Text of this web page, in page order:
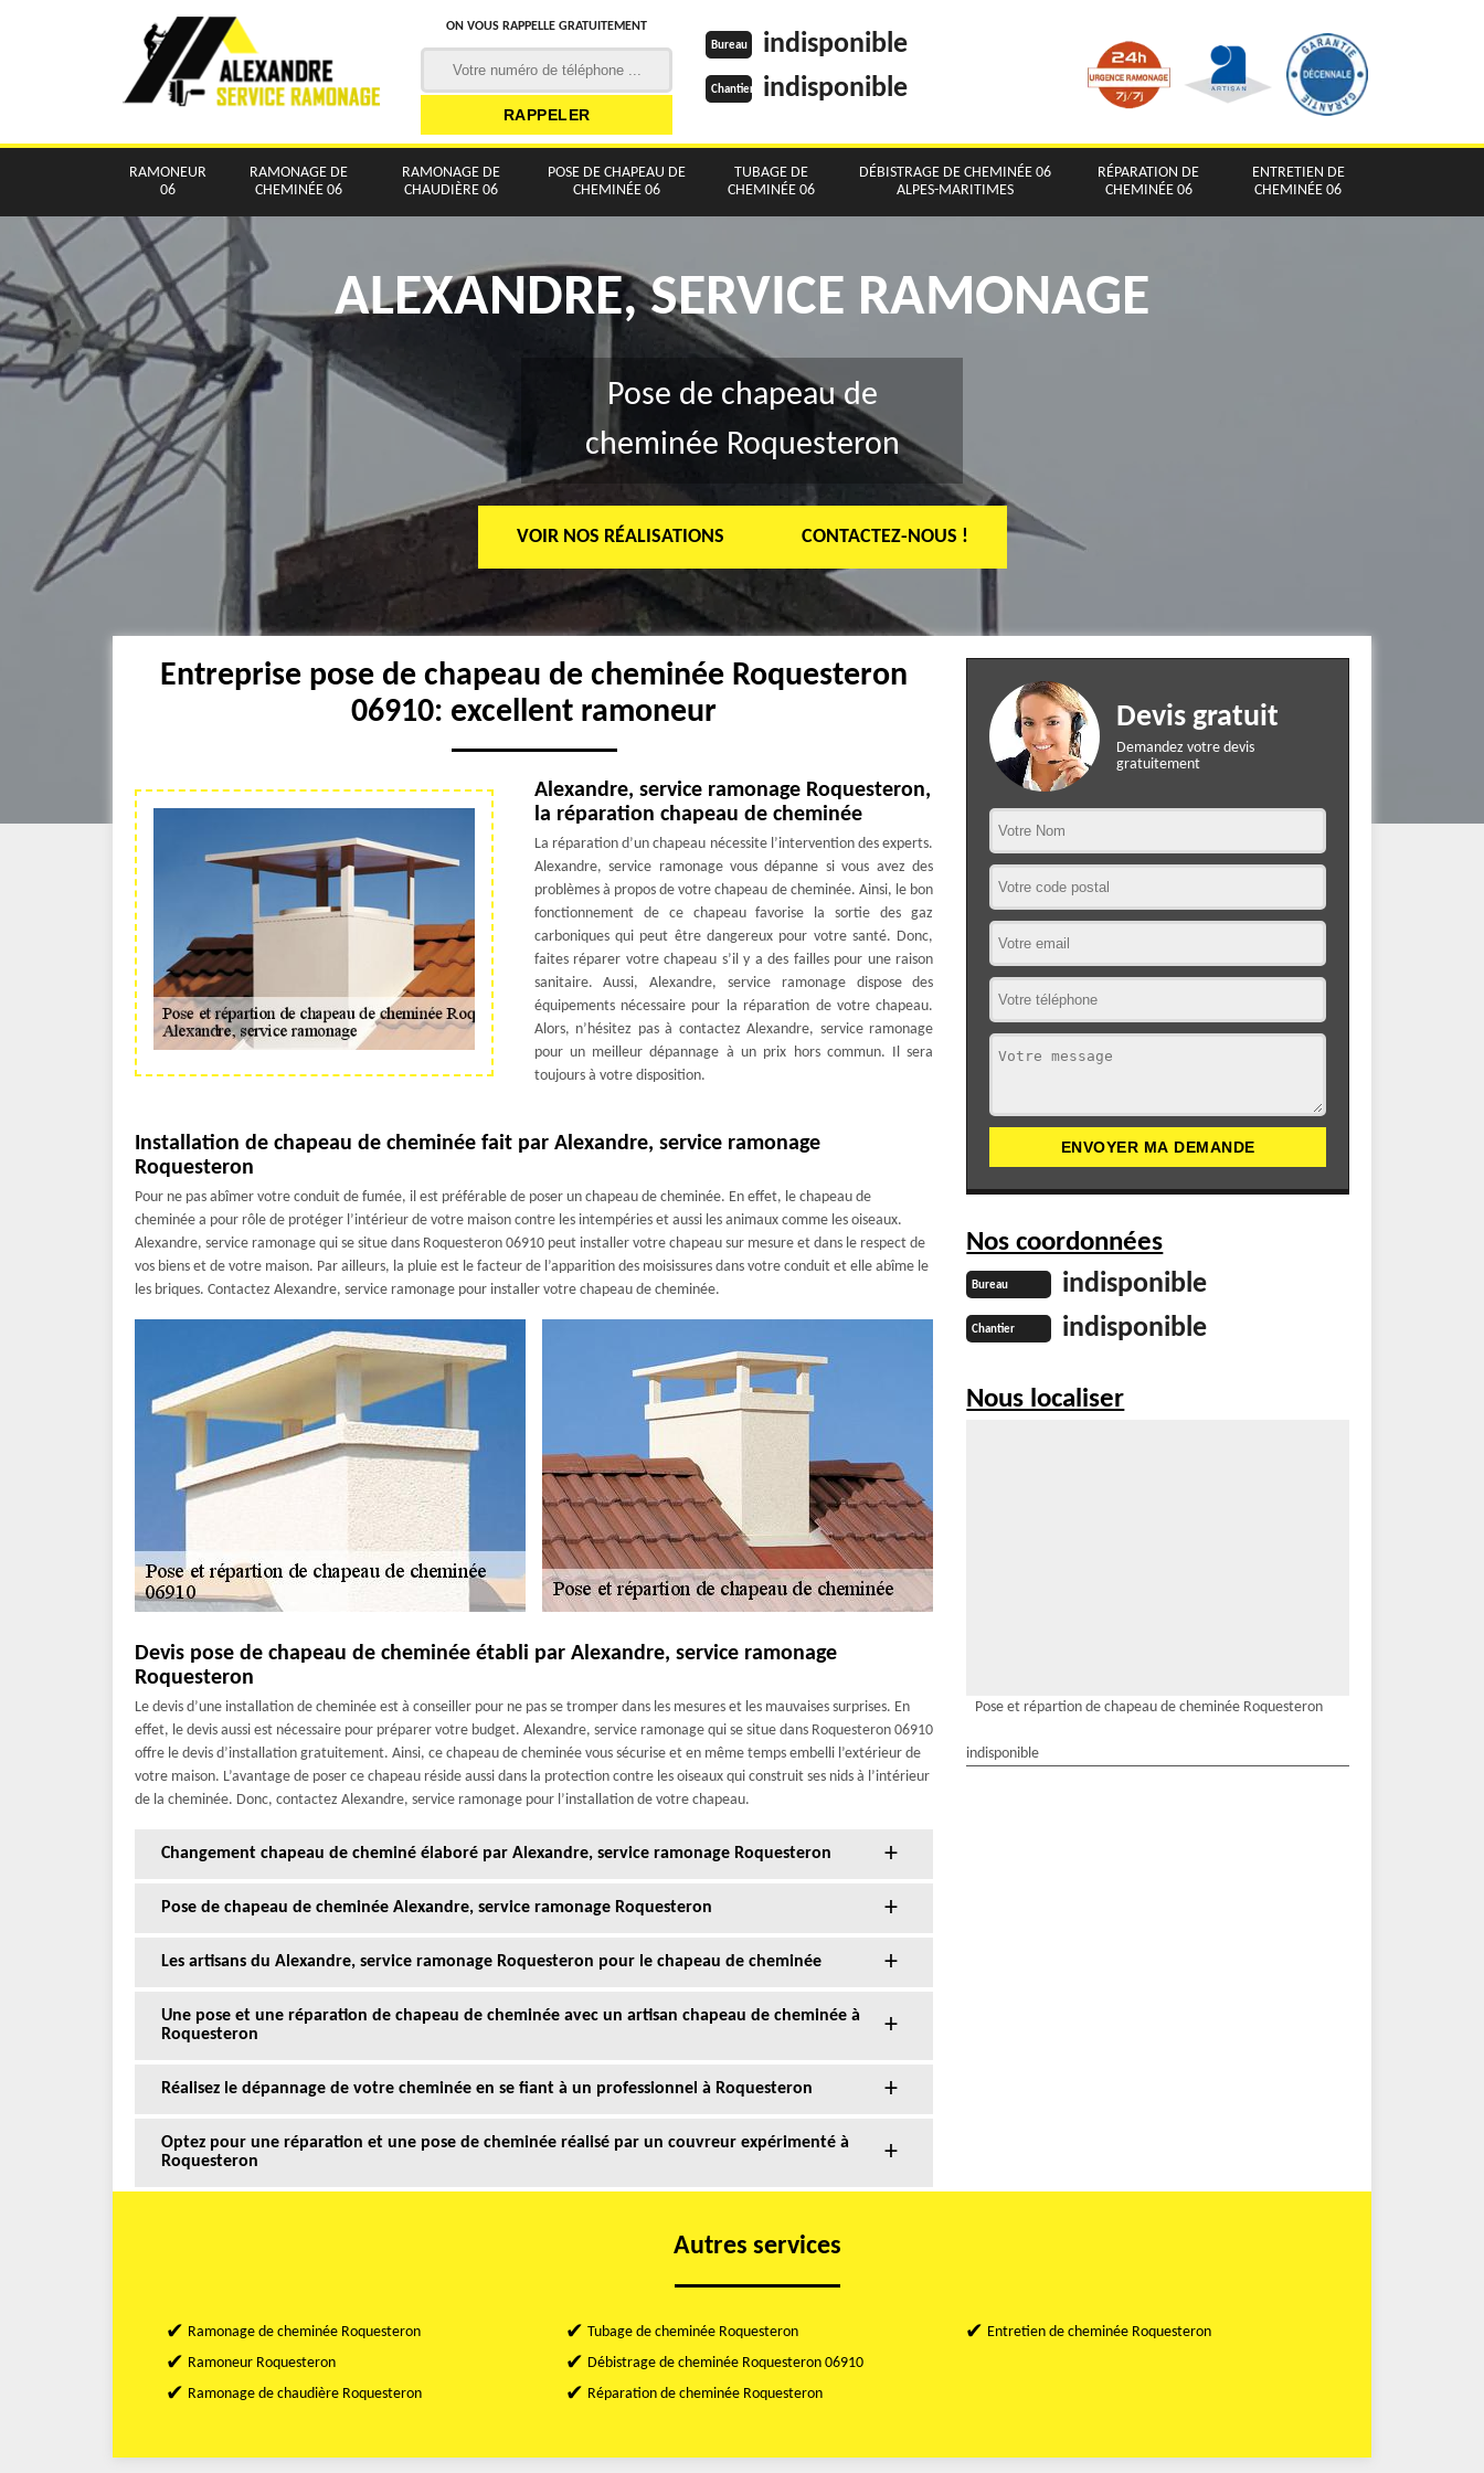
ON VOUS RAPPELLE GRATUITEMENT
Bureau indisponible
Chantier indisponible
RAMONEUR
06
RAMONAGE DE
CHEMINÉE 06
RAMONAGE DE
CHAUDIÈRE 06
POSE DE CHAPEAU DE
CHEMINÉE 06
TUBAGE DE
CHEMINÉE 06
DÉBISTRAGE DE CHEMINÉE 06
ALPES-MARITIMES
RÉPARATION DE
CHEMINÉE 06
ENTRETIEN DE
CHEMINÉE 06
ALEXANDRE, SERVICE RAMONAGE
Pose de chapeau de
cheminée Roquesteron
VOIR NOS RÉALISATIONS CONTACTEZ-NOUS !
Entreprise pose de chapeau de cheminée Roquesteron
06910: excellent ramoneur
Alexandre, service ramonage Roquesteron,
la réparation chapeau de cheminée
La réparation d’un chapeau nécessite l’intervention des experts.
Alexandre, service ramonage vous dépanne si vous avez des
problèmes à propos de votre chapeau de cheminée. Ainsi, le bon
fonctionnement de ce chapeau favorise la sortie des gaz
carboniques qui peut être dangereux pour votre santé. Donc,
faites réparer votre chapeau s’il y a des failles pour une raison
sanitaire. Aussi, Alexandre, service ramonage dispose des
équipements nécessaire pour la réparation de votre chapeau.
Alors, n’hésitez pas à contactez Alexandre, service ramonage
pour un meilleur dépannage à un prix hors commun. Il sera
toujours à votre disposition.
Installation de chapeau de cheminée fait par Alexandre, service ramonage
Roquesteron
Pour ne pas abîmer votre conduit de fumée, il est préférable de poser un chapeau de cheminée. En effet, le chapeau de
cheminée a pour rôle de protéger l’intérieur de votre maison contre les intempéries et aussi les animaux comme les oiseaux.
Alexandre, service ramonage qui se situe dans Roquesteron 06910 peut installer votre chapeau sur mesure et dans le respect de
vos biens et de votre maison. Par ailleurs, la pluie est le facteur de l’apparition des moisissures dans votre conduit et elle abîme le
les briques. Contactez Alexandre, service ramonage pour installer votre chapeau de cheminée.
Devis pose de chapeau de cheminée établi par Alexandre, service ramonage
Roquesteron
Le devis d’une installation de cheminée est à conseiller pour ne pas se tromper dans les mesures et les mauvaises surprises. En
effet, le devis aussi est nécessaire pour préparer votre budget. Alexandre, service ramonage qui se situe dans Roquesteron 06910
offre le devis d’installation gratuitement. Ainsi, ce chapeau de cheminée vous sécurise et en même temps embelli l’extérieur de
votre maison. L’avantage de poser ce chapeau réside aussi dans la protection contre les oiseaux qui construit ses nids à l’intérieur
de la cheminée. Donc, contactez Alexandre, service ramonage pour l’installation de votre chapeau.
Changement chapeau de cheminé élaboré par Alexandre, service ramonage Roquesteron
Pose de chapeau de cheminée Alexandre, service ramonage Roquesteron
Les artisans du Alexandre, service ramonage Roquesteron pour le chapeau de cheminée
Une pose et une réparation de chapeau de cheminée avec un artisan chapeau de cheminée à
Roquesteron
Réalisez le dépannage de votre cheminée en se fiant à un professionnel à Roquesteron
Optez pour une réparation et une pose de cheminée réalisé par un couvreur expérimenté à
Roquesteron
Devis gratuit
Demandez votre devis
gratuitement
Nos coordonnées
Bureau indisponible
Chantier indisponible
Nous localiser
Pose et répartion de chapeau de cheminée Roquesteron
indisponible
Autres services
Ramonage de cheminée Roquesteron
Ramoneur Roquesteron
Ramonage de chaudière Roquesteron
Tubage de cheminée Roquesteron
Débistrage de cheminée Roquesteron 06910
Réparation de cheminée Roquesteron
Entretien de cheminée Roquesteron